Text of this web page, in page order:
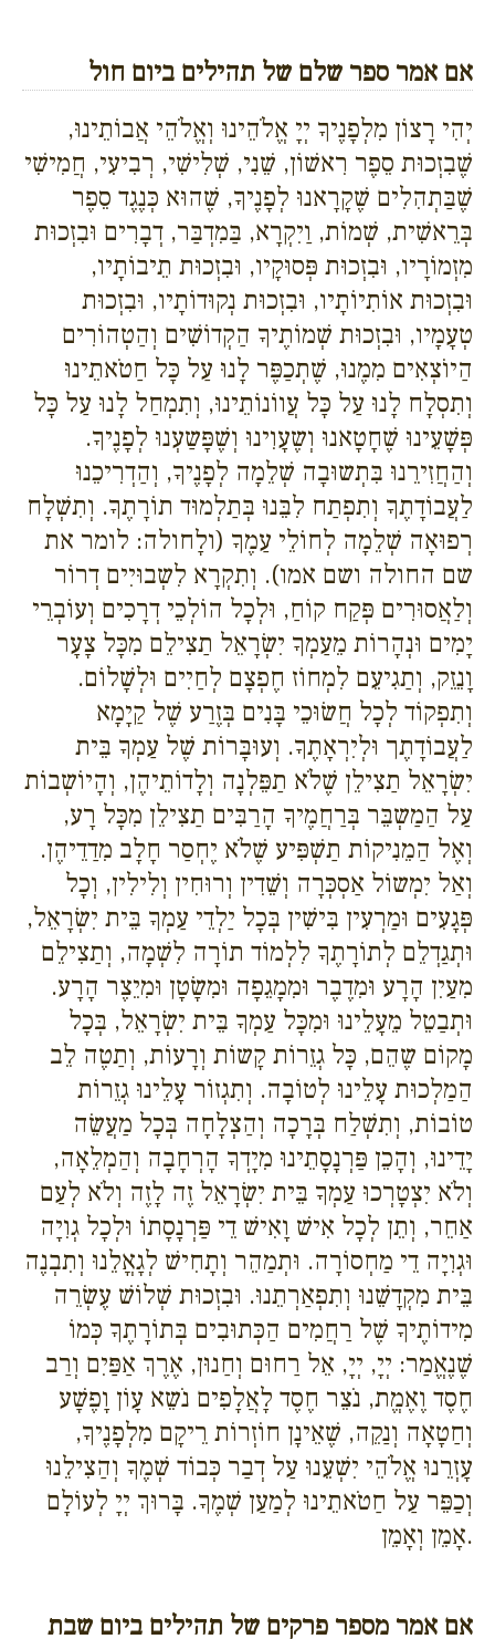
אם אמר ספר שלם של תהילים ביום חול
יְהִי רָצוֹן מִלְפָנֶיךָ יְיָ אֱלֹהֵינוּ וְאֱלֹהֵי אֲבוֹתֵינוּ,
שֶׁבִזְכוּת סֵפֶר רִאשׁוֹן, שֵׁנִי, שְׁלִישִׁי, רְבִיעִי, חֲמִישִׁי
שֶׁבַּתְהִלִים שֶׁקָרָאנוּ לְפָנֶיךָ, שֶׁהוּא כְּנֶגֶד סֵפֶר
בְּרֵאשִׁית, שְׁמוֹת, וַיִקְרָא, בַּמִדְבַּר, דְבָרִים וּבִזְכוּת
מִזְמוֹרָיו, וּבִזְכוּת פְּסוּקָיו, וּבִזְכוּת תֵיבוֹתָיו,
וּבִזְכוּת אוֹתִיוֹתָיו, וּבִזְכוּת נְקוּדוֹתָיו, וּבִזְכוּת
טְעָמָיו, וּבִזְכוּת שְׁמוֹתֶיךָ הַקְדוֹשִׁים וְהַטְהוֹרִים
הַיוֹצְאִים מִמֶנוּ, שֶׁתְכַפֶּר לָנוּ עַל כָּל חַטֹאתֵינוּ
וְתִסְלָח לָנוּ עַל כָּל עֲווֹנוֹתֵינוּ, וְתִמְחַל לָנוּ עַל כָּל
פְּשָׁעֵינוּ שֶׁחָטָאנוּ וְשֶעָוִינוּ וְשֶׁפָּשַעְנוּ לְפָנֶיךָ.
וְהַחֲזִירֵנוּ בִּתְשוּבָה שְׁלֵמָה לְפָנֶיךָ, וְהַדְרִיכֵנוּ
לַעֲבוֹדָתֶךָ וְתִפְתַח לִבֵּנוּ בְּתַלְמוּד תוֹרָתֶךָ. וְתִשְׁלָח
רְפוּאָה שְׁלֵמָה לְחוֹלֵי עַמֶךָ (ולָחולה: לומר את
שם החולה ושם אמו). וְתִקְרָא לִשְבוּיִים דְרוֹר
וְלַאֲסוּרִים פְּקַח קוֹחַ, וּלְכָל הוֹלְכֵי דְרָכִים וְעוֹבְרֵי
יָמִים וּנְהָרוֹת מֵעַמְךָ יִשְׂרָאֵל תַצִילֵם מִכָּל צָעָר
וָנֵזֵק, וְתַגִיעֵם לִמְחוֹז חֶפְצָם לְחַיִים וּלְשָׁלוֹם.
וְתִפְקוֹד לְכָל חֲשׂוּכֵי בָּנִים בְּזֶרַע שֶׁל קַיָמָא
לַעֲבוֹדָתֶך וּלְיִרְאָתֶךָ. וְעוּבָּרוֹת שֶׁל עַמְךָ בֵּית
יִשְׂרָאֵל תַצִילֵן שֶׁלֹא תַפֵּלְנָה וְלָדוֹתֵיהֶן, וְהָיוֹשְבוֹת
עַל הַמַשְבֵּר בְּרַחֲמֶיךָ הָרַבִּים תַצִילֵן מִכָּל רָע,
וְאֶל הַמֵנִיקוֹת תַשְׁפִּיע שֶׁלֹא יֶחְסַר חָלָב מִדַדֵיהֶן.
וְאַל יִמְשוֹל אַסְכְּרָה וְשֵׁדִין וְרוּחִין וְלִילִין, וְכָל
פְּגָעִים וּמַרְעִין בִּישִׁין בְּכָל יַלְדֵי עַמְךָ בֵּית יִשְׂרָאֵל,
וּתְגַדְלֵם לְתוֹרָתֶךָ לִלְמוֹד תוֹרָה לִשְׁמָה, וְתַצִילֵם
מִעַיִן הָרָע וּמִדֶבֶר וּמִמָגֵפָה וּמִשָׂטָן וּמִיֵצֶר הָרָע.
וּתְבַטֵל מֵעָלֵינוּ וּמִכָּל עַמְךָ בֵּית יִשְׂרָאֵל, בְּכָל
מָקוֹם שֶהֵם, כָּל גְזֵרוֹת קָשוֹת וְרָעוֹת, וְתַטֶה לֵב
הַמַלְכוּת עָלֵינוּ לְטוֹבָה. וְתִגְזוֹר עָלֵינוּ גְזֵרוֹת
טוֹבוֹת, וְתִשְׁלַח בְּרָכָה וְהַצְלָחָה בְּכָל מַעֲשֵׂה
יָדֵינוּ, וְהָכֵן פַּרְנָסָתֵינוּ מִיָדְךָ הָרְחָבָה וְהַמְלֵאָה,
וְלֹא יִצְטָרְכוּ עַמְךָ בֵּית יִשְׂרָאֵל זֶה לָזֶה וְלֹא לְעַם
אַחֵר, וְתֵן לְכָל אִישׁ וָאִישׁ דֵי פַּרְנָסָתוֹ וּלְכָל גְוִיָה
וּגְוִיָה דֵי מַחְסוֹרָה. וּתְמַהֵר וְתָחִישׁ לְגָאֳלֵנוּ וְתִבְנֶה
בֵּית מִקְדָשֵׁנוּ וְתִפְאַרְתֵנוּ. וּבִזְכוּת שְׁלוֹשׁ עֶשְׂרֵה
מִידוֹתֶיךָ שֶׁל רַחֲמִים הַכְּתוּבִים בְּתוֹרָתֶךָ כְּמוֹ
שֶׁנֶאֱמַר: יְיָ, יְיָ, אֵל רַחוּם וְחַנוּן, אֶרֶךְ אַפַּיִם וְרַב
חֶסֶד וֶאֶמֱת, נֹצֵר חֶסֶד לָאֲלָפִים נֹשֵא עָוֹן וָפֶשָׁע
וְחַטָאָה וְנַקֵה, שֶׁאֵינָן חוֹזְרוֹת רֵיקָם מִלְפָנֶיךָ,
עָזְרֵנוּ אֱלֹהֵי יִשְׁעֵנוּ עַל דְבַר כְּבוֹד שְׁמֶךָ וְהַצִילֵנוּ
וְכַפֵּר עַל חַטֹאתֵינוּ לְמַעַן שְׁמֶךָ. בָּרוּךְ יְיָ לְעוֹלָם
אָמֵן וְאָמֵן.
אם אמר מספר פרקים של תהילים ביום שבת